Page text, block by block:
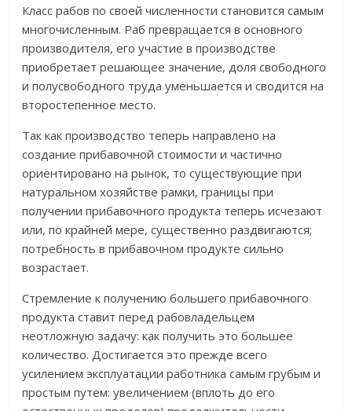
Класс рабов по своей численности становится самым
многочисленным. Раб превращается в основного
производителя, его участие в производстве
приобретает решающее значение, доля свободного
и полусвободного труда уменьшается и сводится на
второстепенное место.
Так как производство теперь направлено на
создание прибавочной стоимости и частично
ориентировано на рынок, то существующие при
натуральном хозяйстве рамки, границы при
получении прибавочного продукта теперь исчезают
или, по крайней мере, существенно раздвигаются;
потребность в прибавочном продукте сильно
возрастает.
Стремление к получению большего прибавочного
продукта ставит перед рабовладельцем
неотложную задачу: как получить это большее
количество. Достигается это прежде всего
усилением эксплуатации работника самым грубым и
простым путем: увеличением (вплоть до его